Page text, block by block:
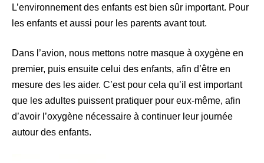
L’environnement des enfants est bien sûr important. Pour
les enfants et aussi pour les parents avant tout.
Dans l’avion, nous mettons notre masque à oxygène en
premier, puis ensuite celui des enfants, afin d’être en
mesure des les aider. C’est pour cela qu’il est important
que les adultes puissent pratiquer pour eux-même, afin
d’avoir l’oxygène nécessaire à continuer leur journée
autour des enfants.